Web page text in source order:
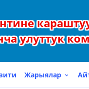
улуттук
Жарыялар